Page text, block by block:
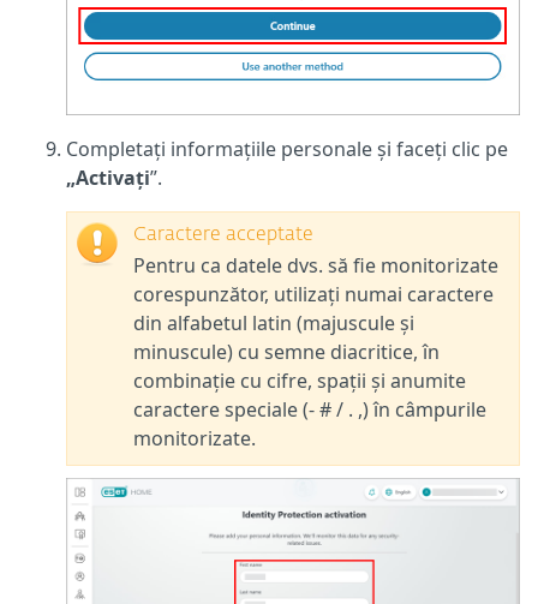
Completați informațiile personale și faceți clic pe
„Activați”.
Caractere acceptate
Pentru ca datele dvs. să fie monitorizate
corespunzător, utilizați numai caractere
din alfabetul latin (majuscule și
minuscule) cu semne diacritice, în
combinație cu cifre, spații și anumite
caractere speciale (- # / . ,) în câmpurile
monitorizate.